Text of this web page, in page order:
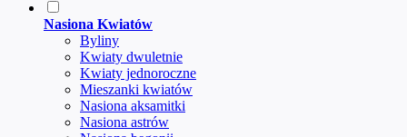
Nasiona Kwiatów
Byliny
Kwiaty dwuletnie
Kwiaty jednoroczne
Mieszanki kwiatów
Nasiona aksamitki
Nasiona astrów